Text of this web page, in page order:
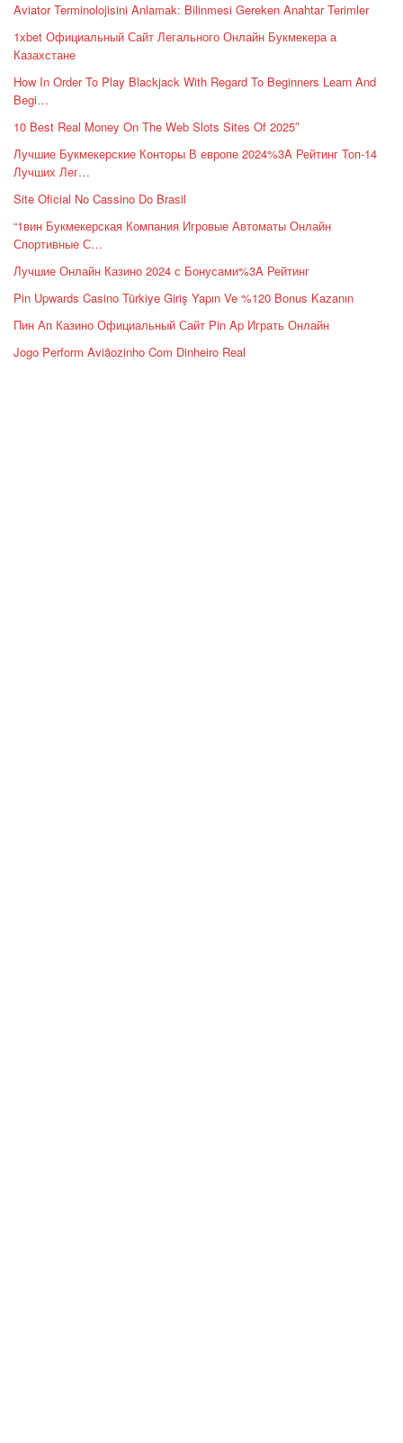
Aviator Terminolojisini Anlamak: Bilinmesi Gereken Anahtar Terimler
1xbet Официальный Сайт Легального Онлайн Букмекера а
Казахстане
How In Order To Play Blackjack With Regard To Beginners Learn And
Begi…
10 Best Real Money On The Web Slots Sites Of 2025″
Лучшие Букмекерские Конторы В европе 2024%3A Рейтинг Топ-14
Лучших Лег…
Site Oficial No Cassino Do Brasil
“1вин Букмекерская Компания Игровые Автоматы Онлайн
Спортивные С…
Лучшие Онлайн Казино 2024 с Бонусами%3A Рейтинг
Pin Upwards Casino Türkiye Giriş Yapın Ve %120 Bonus Kazanın
Пин Ап Казино Официальный Сайт Pin Ap Играть Онлайн
Jogo Perform Aviãozinho Com Dinheiro Real